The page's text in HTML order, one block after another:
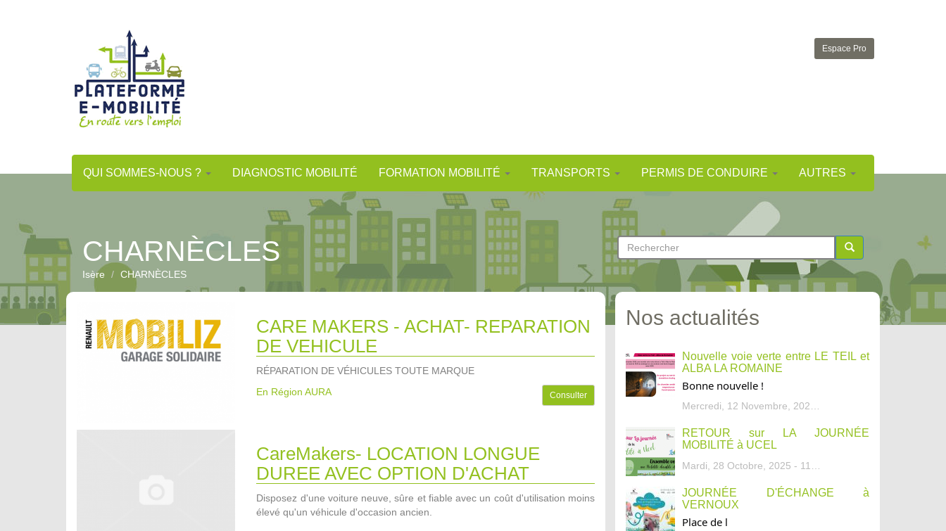
Espace Pro
QUI SOMMES-NOUS ? DIAGNOSTIC MOBILITÉ FORMATION MOBILITÉ TRANSPORTS PERMIS DE CONDUIRE AUTRES
CHARNÈCLES
Isère CHARNÈCLES
Formulaire
de
recherche
Rechercher
CARE MAKERS - ACHAT- REPARATION
DE VEHICULE
RÉPARATION DE VÉHICULES TOUTE MARQUE
En Région AURA
Consulter
CareMakers- LOCATION LONGUE
DUREE AVEC OPTION D'ACHAT
Disposez d'une voiture neuve, sûre et fiable avec un coût d'utilisation moins
élevé qu'un véhicule d'occasion ancien.
Nos actualités
Nouvelle voie verte entre LE TEIL et
ALBA LA ROMAINE
Bonne nouvelle !
RETOUR sur LA JOURNÉE
MOBILITÉ à UCEL
JOURNÉE D'ÉCHANGE à
VERNOUX
Place de l